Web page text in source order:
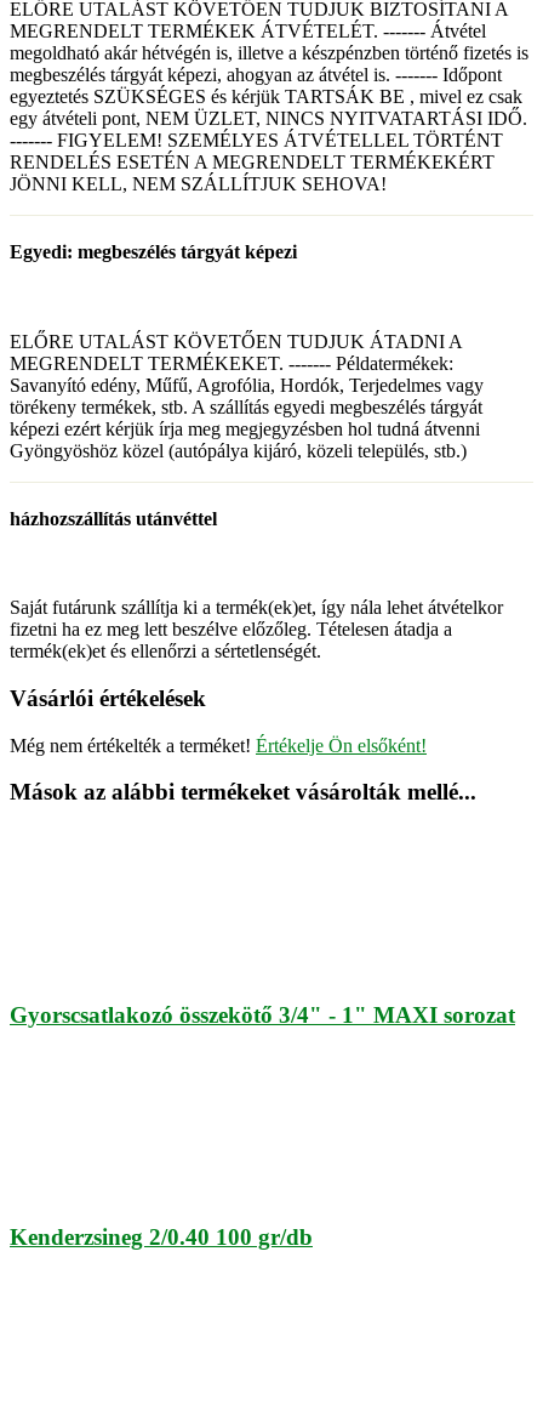
ELŐRE UTALÁST KÖVETŐEN TUDJUK BIZTOSÍTANI A
MEGRENDELT TERMÉKEK ÁTVÉTELÉT. ------- Átvétel
megoldható akár hétvégén is, illetve a készpénzben történő fizetés is
megbeszélés tárgyát képezi, ahogyan az átvétel is. ------- Időpont
egyeztetés SZÜKSÉGES és kérjük TARTSÁK BE , mivel ez csak
egy átvételi pont, NEM ÜZLET, NINCS NYITVATARTÁSI IDŐ.
------- FIGYELEM! SZEMÉLYES ÁTVÉTELLEL TÖRTÉNT
RENDELÉS ESETÉN A MEGRENDELT TERMÉKEKÉRT
JÖNNI KELL, NEM SZÁLLÍTJUK SEHOVA!
Egyedi: megbeszélés tárgyát képezi
ELŐRE UTALÁST KÖVETŐEN TUDJUK ÁTADNI A
MEGRENDELT TERMÉKEKET. ------- Példatermékek:
Savanyító edény, Műfű, Agrofólia, Hordók, Terjedelmes vagy
törékeny termékek, stb. A szállítás egyedi megbeszélés tárgyát
képezi ezért kérjük írja meg megjegyzésben hol tudná átvenni
Gyöngyöshöz közel (autópálya kijáró, közeli település, stb.)
házhozszállítás utánvéttel
Saját futárunk szállítja ki a termék(ek)et, így nála lehet átvételkor
fizetni ha ez meg lett beszélve előzőleg. Tételesen átadja a
termék(ek)et és ellenőrzi a sértetlenségét.
Vásárlói értékelések
Még nem értékelték a terméket! Értékelje Ön elsőként!
Mások az alábbi termékeket vásárolták mellé...
Gyorscsatlakozó összekötő 3/4" - 1" MAXI sorozat
Kenderzsineg 2/0.40 100 gr/db